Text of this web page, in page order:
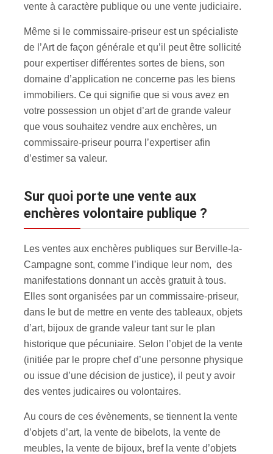
vente à caractère publique ou une vente judiciaire.
Même si le commissaire-priseur est un spécialiste
de l’Art de façon générale et qu’il peut être sollicité
pour expertiser différentes sortes de biens, son
domaine d’application ne concerne pas les biens
immobiliers. Ce qui signifie que si vous avez en
votre possession un objet d’art de grande valeur
que vous souhaitez vendre aux enchères, un
commissaire-priseur pourra l’expertiser afin
d’estimer sa valeur.
Sur quoi porte une vente aux
enchères volontaire publique ?
Les ventes aux enchères publiques sur Berville-la-
Campagne sont, comme l’indique leur nom, des
manifestations donnant un accès gratuit à tous.
Elles sont organisées par un commissaire-priseur,
dans le but de mettre en vente des tableaux, objets
d’art, bijoux de grande valeur tant sur le plan
historique que pécuniaire. Selon l’objet de la vente
(initiée par le propre chef d’une personne physique
ou issue d’une décision de justice), il peut y avoir
des ventes judicaires ou volontaires.
Au cours de ces évènements, se tiennent la vente
d’objets d’art, la vente de bibelots, la vente de
meubles, la vente de bijoux, bref la vente d’objets